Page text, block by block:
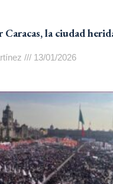
Caracas, la ciudad
13/01/2026